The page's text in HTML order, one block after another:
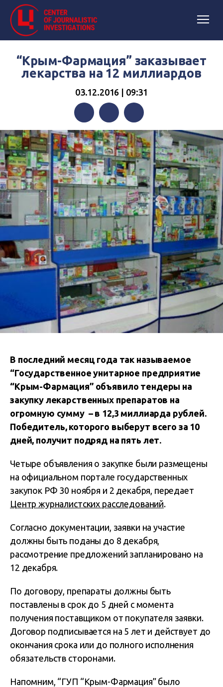
“Крым-Фармация” заказывает
лекарства на 12 миллиардов
03.12.2016 | 09:31
FacebookTwitterTelegram
В последний месяц года так называемое
“Государственное унитарное предприятие
“Крым-Фармация” объявило тендеры на
закупку лекарственных препаратов на
огромную сумму – в 12,3 миллиарда рублей.
Победитель, которого выберут всего за 10
дней, получит подряд на пять лет.
Четыре объявления о закупке были размещены
на официальном портале государственных
закупок РФ 30 ноября и 2 декабря, передает
Центр журналистских расследований.
Согласно документации, заявки на участие
должны быть поданы до 8 декабря,
рассмотрение предложений запланировано на
12 декабря.
По договору, препараты должны быть
поставлены в срок до 5 дней с момента
получения поставщиком от покупателя заявки.
Договор подписывается на 5 лет и действует до
окончания срока или до полного исполнения
обязательств сторонами.
Напомним, “ГУП “Крым-Фармация” было